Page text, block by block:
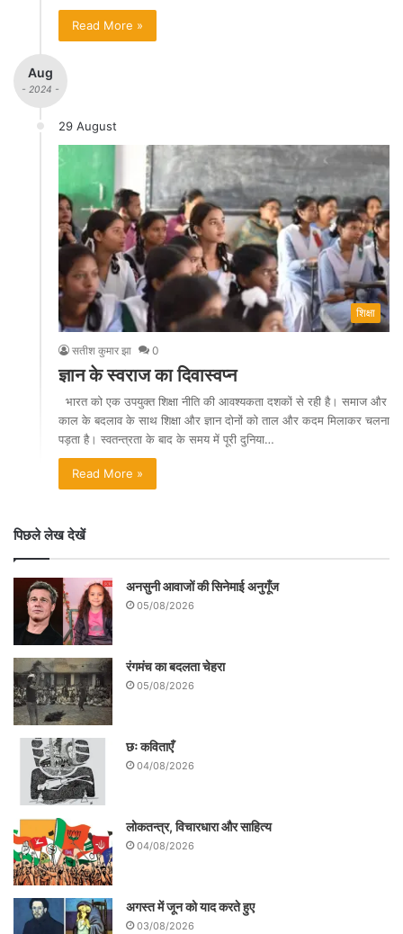
Read More »
Aug
- 2024 -
29 August
शिक्षा
सतीश कुमार झा 0
ज्ञान के स्वराज का दिवास्वप्न
भारत को एक उपयुक्त शिक्षा नीति की आवश्यकता दशकों से रही है। समाज और
काल के बदलाव के साथ शिक्षा और ज्ञान दोनों को ताल और कदम मिलाकर चलना
पड़ता है। स्वतन्त्रता के बाद के समय में पूरी दुनिया…
Read More »
पिछले लेख देखें
अनसुनी आवाजों की सिनेमाई अनुगूँज
05/08/2026
रंगमंच का बदलता चेहरा
05/08/2026
छः कविताएँ
04/08/2026
लोकतन्त्र, विचारधारा और साहित्य
04/08/2026
अगस्त में जून को याद करते हुए
03/08/2026